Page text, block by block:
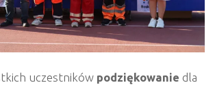
uczestników podziękowanie dla